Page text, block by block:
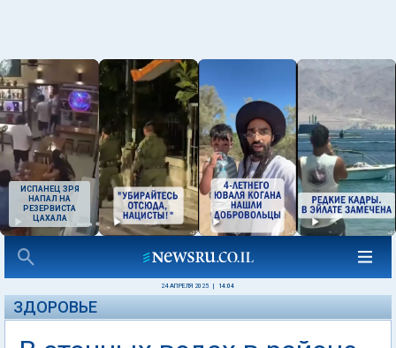
ИСПАНЕЦ ЗРЯ
НАПАЛ НА
РЕЗЕРВИСТА
ЦАХАЛА
24 АПРЕЛЯ 2025 14:04
ЗДОРОВЬЕ